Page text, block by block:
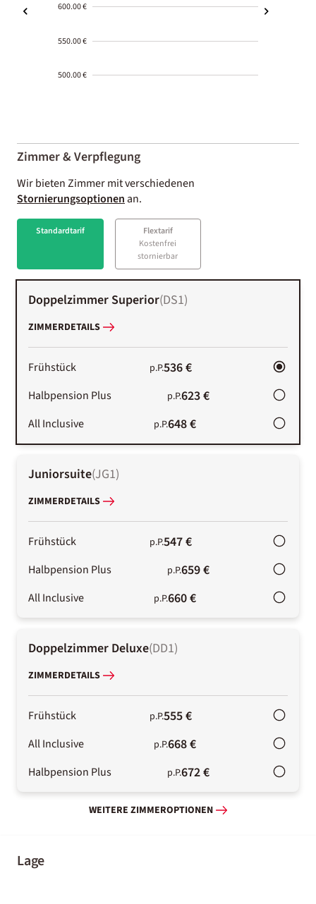
600.00 €
550.00 €
500.00 €
01-02
Zimmer & Verpflegung
Wir bieten Zimmer mit verschiedenen
Stornierungsoptionenan.
Standardtarif
Flextarif
Kostenfrei
stornierbar
Doppelzimmer Superior(DS1)
ZIMMERDETAILS
Frühstück p.P.536 €
Halbpension Plus p.P.623 €
All Inclusive p.P.648 €
Juniorsuite(JG1)
ZIMMERDETAILS
Frühstück p.P.547 €
Halbpension Plus p.P.659 €
All Inclusive p.P.660 €
Doppelzimmer Deluxe(DD1)
ZIMMERDETAILS
Frühstück p.P.555 €
All Inclusive p.P.668 €
Halbpension Plus p.P.672 €
WEITERE ZIMMEROPTIONEN
Lage